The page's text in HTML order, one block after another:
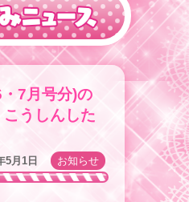
7月号分)の
うしんした
5月1日 お知らせ